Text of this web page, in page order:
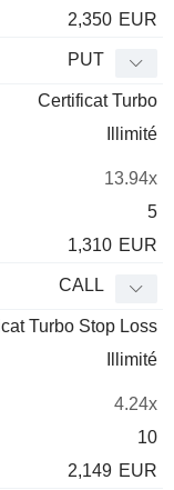
2,350 EUR
PUT
Certificat Turbo
Illimité
13.94x
5
1,310 EUR
CALL
Turbo Stop Loss
Illimité
4.24x
10
2,149 EUR